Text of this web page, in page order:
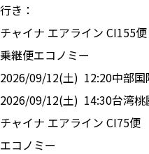
行き：
チャイナ エアライン CI155便
乗継便エコノミー
2026/09/12(土) 12:20中部
2026/09/12(土) 14:30台湾桃
チャイナ エアライン CI75便
エコノミー